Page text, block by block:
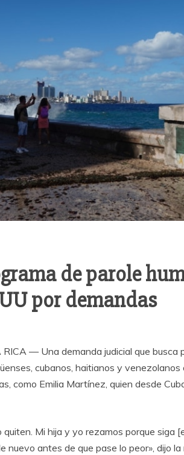
de parole
por demandas
RICA — Una demanda judicial que busca
cubanos, haitianos y
como Emilia Martínez, quien desde
quiten. Mi hija y yo rezamos porque siga
nuevo antes de que pase lo peor», dijo